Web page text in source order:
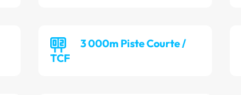
3 000m Piste Courte /
TCF